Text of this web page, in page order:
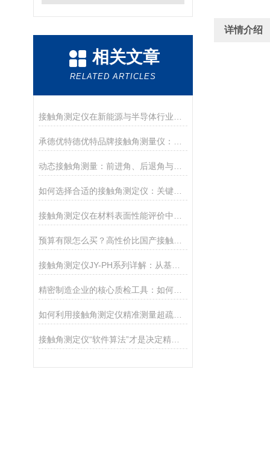
相关文章
RELATED ARTICLES
动态接触角测量：前进角、后退角与滚动角分析
如何选择合适的接触角测定仪：关键参数与配置解读
精密制造企业的核心质检工具：如何通过接触角控制产品质量
如何利用接触角测定仪精准测量超疏水材料（>150°）
接触角测定仪“软件算法”才是决定精度的灵魂
详情介绍